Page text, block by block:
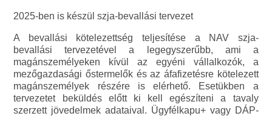
2025-ben is készül szja-bevallási tervezet
A bevallási kötelezettség teljesítése a NAV szja-
bevallási tervezetével a legegyszerűbb, ami a
magánszemélyeken kívül az egyéni vállalkozók, a
mezőgazdasági őstermelők és az áfafizetésre kötelezett
magánszemélyek részére is elérhető. Esetükben a
tervezetet beküldés előtt ki kell egészíteni a tavaly
szerzett jövedelmek adataival. Ügyfélkapu+ vagy DÁP-